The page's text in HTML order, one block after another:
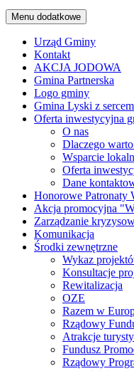
Menu dodatkowe
Urząd Gminy
Kontakt
AKCJA JODOWA
Gmina Partnerska
Logo gminy
Gmina Lyski z sercem
Oferta inwestycyjna
O nas
Dlaczego
Wsparcie
Oferta
Dane
Honorowe Patronaty
Akcja promocyjna
Zarządzanie
Komunikacja
Środki zewnętrzne
Wykaz
Konsultacje
Rewitalizacja
OZE
Razem w
Rządowy
Atrakcje
Fundusz
Rządowy